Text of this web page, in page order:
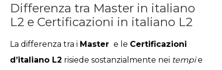
Differenza tra Master in italiano
L2 e Certificazioni in italiano L2
La differenza tra i Master e le Certificazioni
d’italiano L2 risiede sostanzialmente nei tempie